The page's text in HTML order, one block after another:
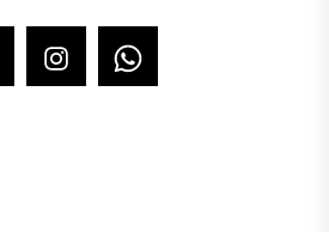
LinkedInInstagram